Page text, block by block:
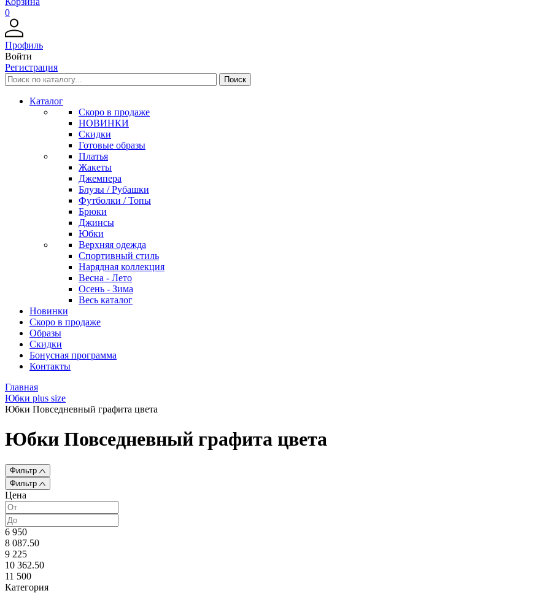
0
Профиль
Войти
Регистрация
Каталог
Скоро в продаже
НОВИНКИ
Скидки
Готовые образы
Платья
Жакеты
Джемпера
Блузы / Рубашки
Футболки / Топы
Брюки
Джинсы
Юбки
Верхняя одежда
Спортивный стиль
Нарядная коллекция
Весна - Лето
Осень - Зима
Весь каталог
Новинки
Скоро в продаже
Образы
Скидки
Бонусная программа
Контакты
Главная
Юбки plus size
Юбки Повседневный графита цвета
Юбки Повседневный графита цвета
Фильтр
Фильтр
Цена
6 950
8 087.50
9 225
10 362.50
11 500
Категория